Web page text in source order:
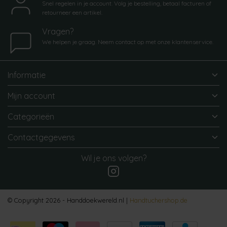
Snel regelen in je account. Volg je bestelling, betaal facturen of
retourneer een artikel.
Vragen?
We helpen je graag. Neem contact op met onze klantenservice.
Informatie
Mijn account
Categorieën
Contactgegevens
Wil je ons volgen?
© Copyright 2026 - Handdoekwereld.nl | Handtuchershop.de